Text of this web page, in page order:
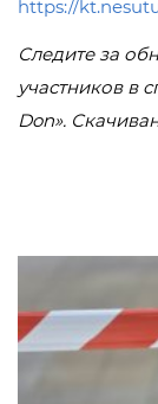
https://
Следите за
участников в
Don».